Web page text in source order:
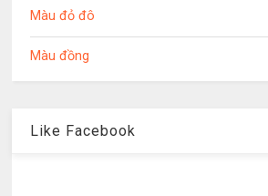
Màu đỏ đô
Màu đồng
Like Facebook